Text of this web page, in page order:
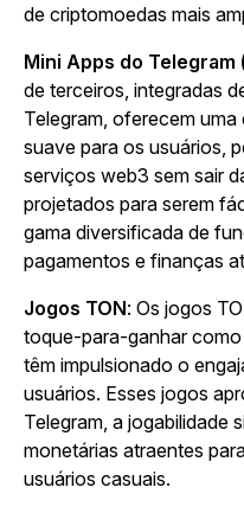
de criptomoedas mais
Mini Apps do Telegram
de terceiros, integradas
Telegram, oferecem
suave para os usuários,
serviços web3 sem sair
projetados para serem
gama diversificada de
pagamentos e finanças
Jogos TON: Os jogos
toque-para-ganhar como
têm impulsionado o
usuários. Esses jogos
Telegram, a jogabilidade
monetárias atraentes
usuários casuais.